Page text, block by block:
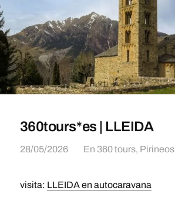
360tours*es | LLEIDA
28/05/2026 En 360 tours, Pirineos
visita: LLEIDA en autocaravana